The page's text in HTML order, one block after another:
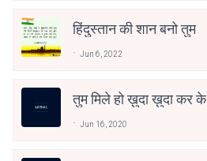
हिंदुस्तान की शान बनो तुम
Jun 6, 2022
तुम मिले हो ख़ुदा ख़ुदा कर के
Jun 16, 2020